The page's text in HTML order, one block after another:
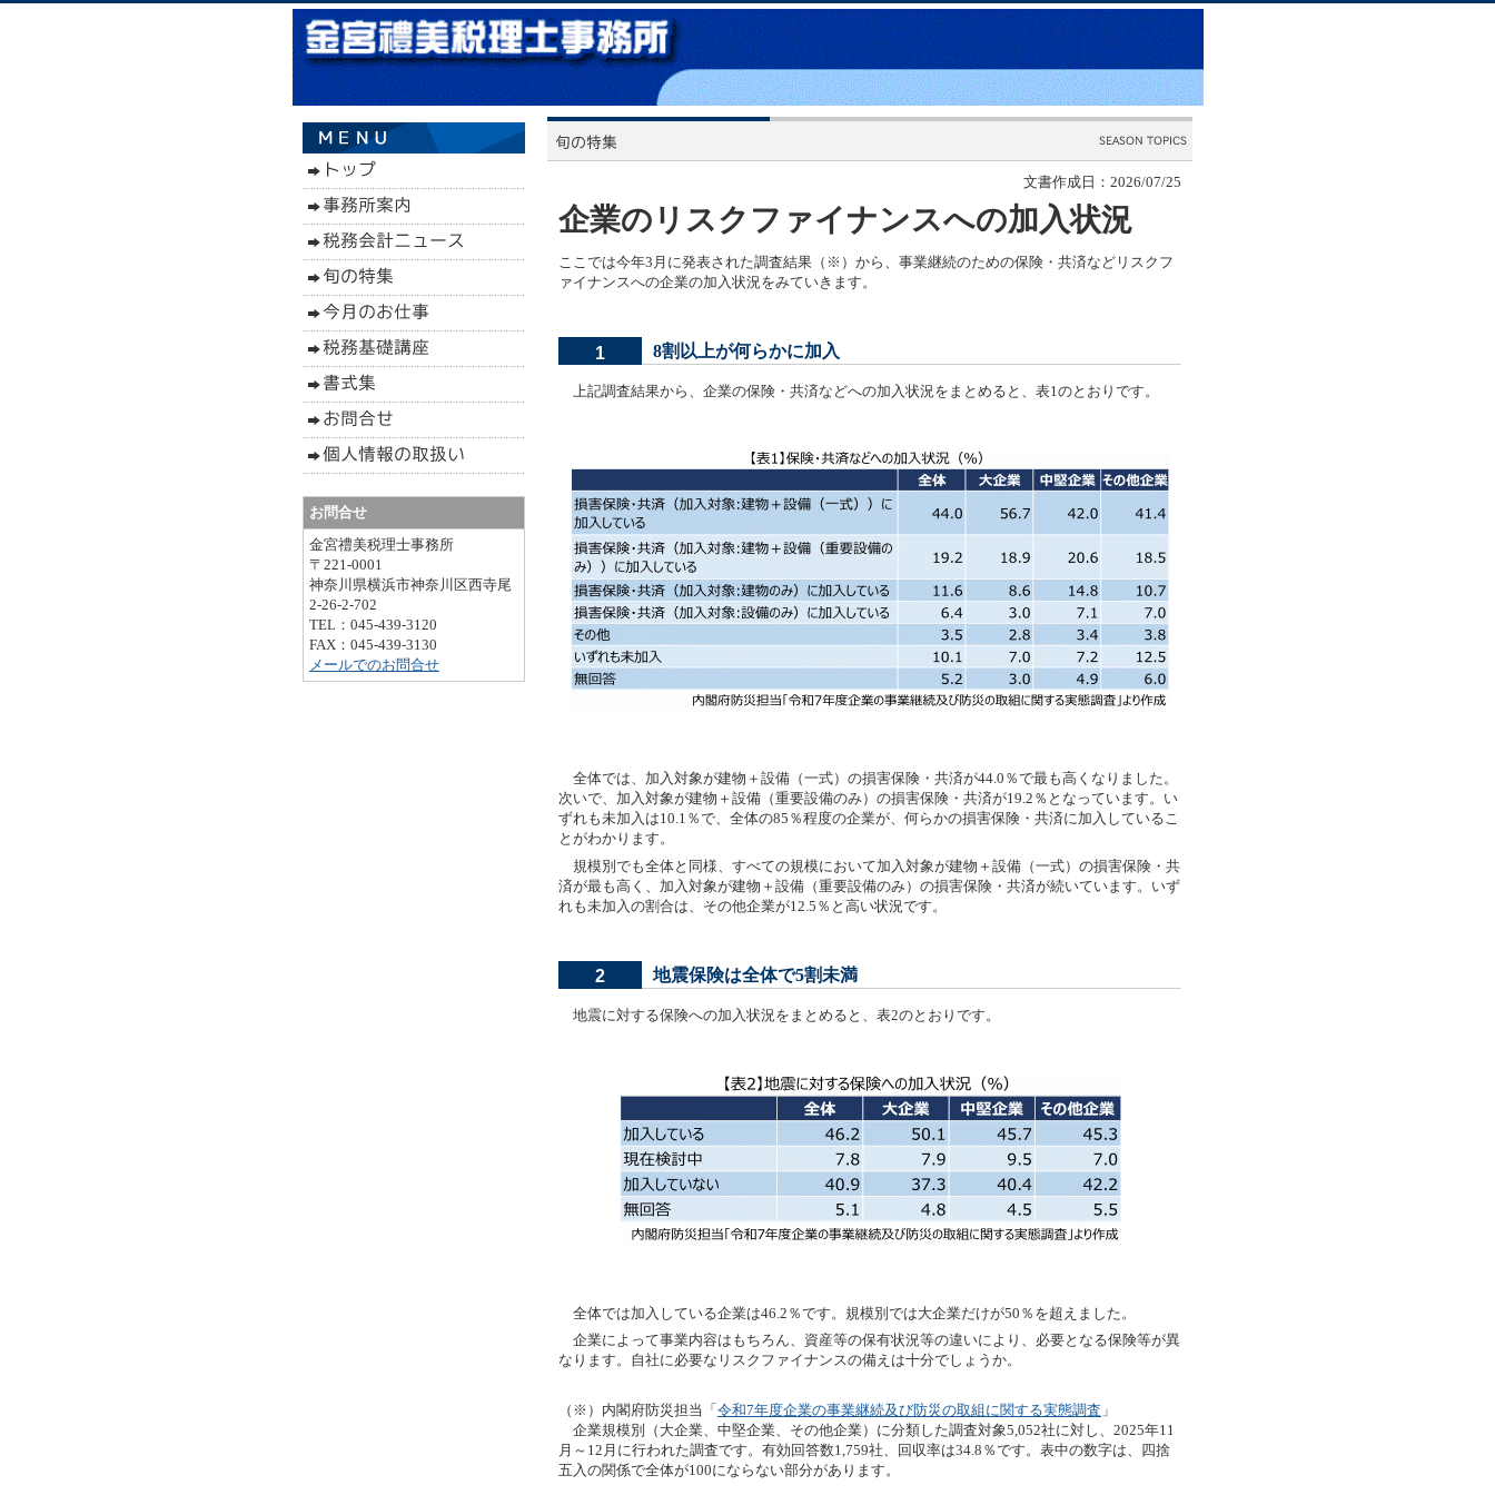
文書作成日：2026/07/25
企業のリスクファイナンスへの加入状況
ここでは今年3月に発表された調査結果（※）から、事業継続のための保険・共済などリスクフ
ァイナンスへの企業の加入状況をみていきます。
1 8割以上が何らかに加入
上記調査結果から、企業の保険・共済などへの加入状況をまとめると、表1のとおりです。
全体では、加入対象が建物＋設備（一式）の損害保険・共済が44.0％で最も高くなりました。
次いで、加入対象が建物＋設備（重要設備のみ）の損害保険・共済が19.2％となっています。い
ずれも未加入は10.1％で、全体の85％程度の企業が、何らかの損害保険・共済に加入しているこ
とがわかります。
規模別でも全体と同様、すべての規模において加入対象が建物＋設備（一式）の損害保険・共
済が最も高く、加入対象が建物＋設備（重要設備のみ）の損害保険・共済が続いています。いず
れも未加入の割合は、その他企業が12.5％と高い状況です。
2 地震保険は全体で5割未満
地震に対する保険への加入状況をまとめると、表2のとおりです。
全体では加入している企業は46.2％です。規模別では大企業だけが50％を超えました。
企業によって事業内容はもちろん、資産等の保有状況等の違いにより、必要となる保険等が異
なります。自社に必要なリスクファイナンスの備えは十分でしょうか。
（※）内閣府防災担当「令和7年度企業の事業継続及び防災の取組に関する実態調査 」
企業規模別（大企業、中堅企業、その他企業）に分類した調査対象5,052社に対し、2025年11
月～12月に行われた調査です。有効回答数1,759社、回収率は34.8％です。表中の数字は、四捨
五入の関係で全体が100にならない部分があります。
お問合せ
金宮禮美税理士事務所
〒221-0001
神奈川県横浜市神奈川区西寺尾
2-26-2-702
TEL：045-439-3120
FAX：045-439-3130
メールでのお問合せ